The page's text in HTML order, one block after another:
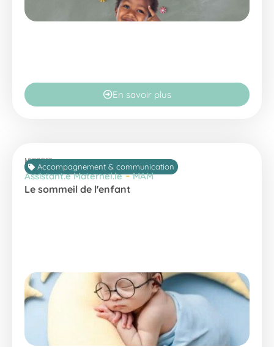
En savoir plus
MISDE25
Accompagnement & communication
Assistant.e Maternel.le-MAM
Le sommeil de l'enfant